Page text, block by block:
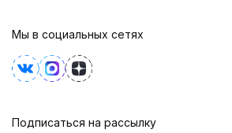
Мы в социальных сетях
Подписаться на рассылку